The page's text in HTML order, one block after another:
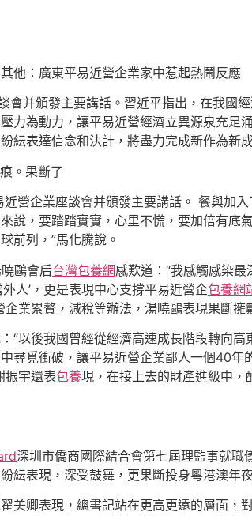
他：廣東平易近營企業家中惹起熱鬧反應
并頒發主要講話。習近平指出，在我國
力為動力，讓平易近營經濟立異源泉充足
紜表達信念和決計，將盡力完成新作為新
。果斷了
營企業座談會并頒發主要講話。 餐與加
說，要踏踏實實，心里不慌，要加倍有底
前列，”馬化騰說。
鷗會后台灣包養網感歎道：“我感觸感染最
人’，更是表現中心支撐平易近營企包養網
業累贅，減稅等辦法，湯曉鷗表現果斷擁
“以後我國曾經從經濟高速成長階段轉向
尋覓衝破，讓平易近營企業鄙人一個40年
振宇還表包養現，在接上去的財產進級中，
深圳市僑商國際結合會第七屆理監事就
紜表現，深受鼓舞，更果斷投身粵港澳年
美卿表現，總書記站在更高更遠的層面，